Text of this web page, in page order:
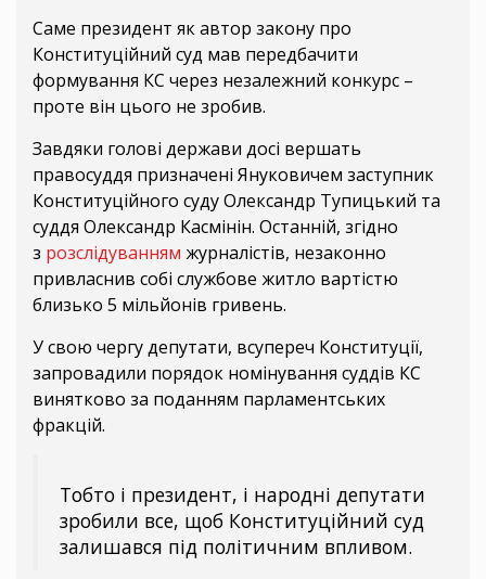
Саме президент як автор закону про
Конституційний суд мав передбачити
формування КС через незалежний конкурс –
проте він цього не зробив.
Завдяки голові держави досі вершать
правосуддя призначені Януковичем заступник
Конституційного суду Олександр Тупицький та
суддя Олександр Касмінін. Останній, згідно
з розслідуванням журналістів, незаконно
привласнив собі службове житло вартістю
близько 5 мільйонів гривень.
У свою чергу депутати, всупереч Конституції,
запровадили порядок номінування суддів КС
винятково за поданням парламентських
фракцій.
Тобто і президент, і народні депутати
зробили все, щоб Конституційний суд
залишався під політичним впливом.